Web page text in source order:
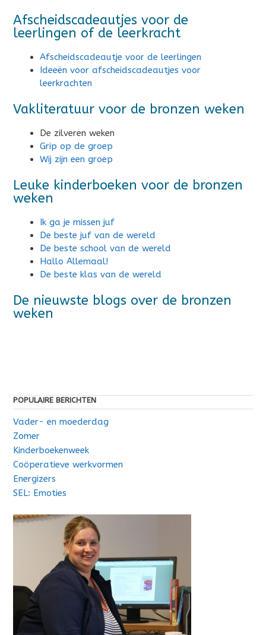
Afscheidscadeautjes voor de
leerlingen of de leerkracht
Afscheidscadeautje voor de leerlingen
Ideeën voor afscheidscadeautjes voor
leerkrachten
Vakliteratuur voor de bronzen weken
De zilveren weken
Grip op de groep
Wij zijn een groep
Leuke kinderboeken voor de bronzen
weken
Ik ga je missen juf
De beste juf van de wereld
De beste school van de wereld
Hallo Allemaal!
De beste klas van de wereld
De nieuwste blogs over de bronzen
weken
POPULAIRE BERICHTEN
Vader- en moederdag
Zomer
Kinderboekenweek
Coöperatieve werkvormen
Energizers
SEL: Emoties